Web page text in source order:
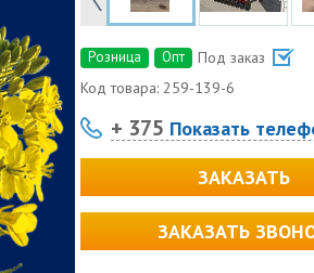
Розница Опт
Под заказ
Код товара: 259-139-6
+ 375 Показать
ЗАКАЗАТЬ
ЗАКАЗАТЬ